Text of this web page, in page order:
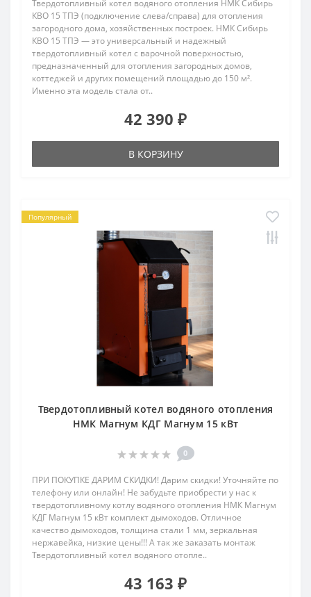
Твердотопливный котел водяного отопления НМК Сибирь
КВО 15 ТПЭ (подключение слева/справа) для отопления
загородного дома, хозяйственных построек. НМК Сибирь
КВО 15 ТПЭ — это универсальный и надежный
твердотопливный котел с варочной поверхностью,
предназначенный для отопления загородных домов,
коттеджей и других помещений площадью до 150 м².
Именно эта модель стала от..
42 390 ₽
В КОРЗИНУ
Популярный
Твердотопливный котел водяного отопления
НМК Магнум КДГ Магнум 15 кВт
0
ПРИ ПОКУПКЕ ДАРИМ СКИДКИ! Дарим скидки! Уточняйте по
телефону или онлайн! Не забудьте приобрести у нас к
твердотопливному котлу водяного отопления НМК Магнум
КДГ Магнум 15 кВт комплект дымоходов. Отличное
качество дымоходов, толщина стали 1 мм, зеркальная
нержавейка, низкие цены!!! А так же заказать монтаж
Твердотопливный котел водяного отопле..
43 163 ₽